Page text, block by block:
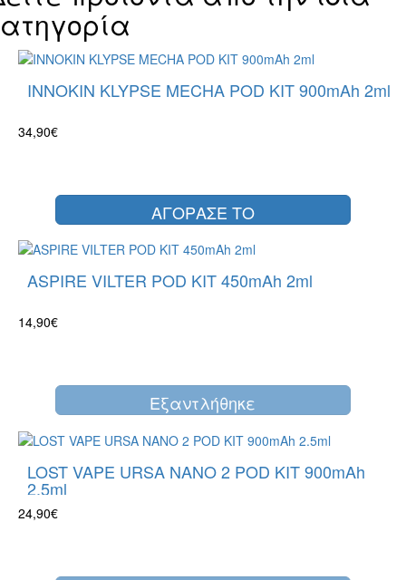
INNOKIN KLYPSE MECHA POD KIT 900mAh 2ml
34,90€
ΑΓΟΡΑΣΕ ΤΟ
ASPIRE VILTER POD KIT 450mAh 2ml
14,90€
Eξαντλήθηκε
LOST VAPE URSA NANO 2 POD KIT 900mAh
2.5ml
24,90€